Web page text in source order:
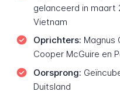
gelanceerd in maart
Vietnam
Oprichters: Magnus
Cooper McGuire en
Oorsprong:
Duitsland